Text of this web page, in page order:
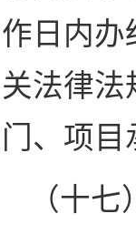
作日内办
关法律法
门、项
（十